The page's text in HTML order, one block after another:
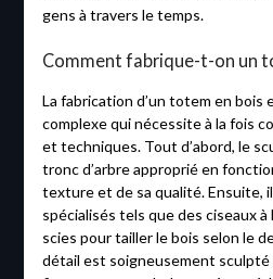
gens à travers le temps.
Comment fabrique-t-on un
La fabrication d’un totem en bois
complexe qui nécessite à la fois
et techniques. Tout d’abord, le
tronc d’arbre approprié en
texture et de sa qualité. Ensuite,
spécialisés tels que des ciseaux
scies pour tailler le bois selon le
détail est soigneusement sculpté